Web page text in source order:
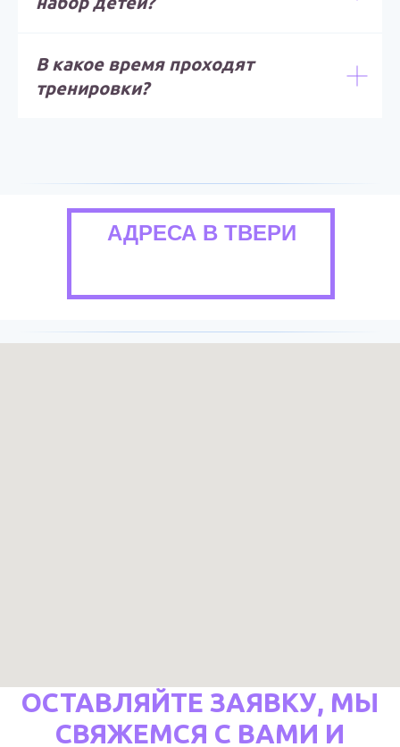
В какое время проходят
тренировки?
АДРЕСА В ТВЕРИ
ОСТАВЛЯЙТЕ ЗАЯВКУ, МЫ
СВЯЖЕМСЯ С ВАМИ И